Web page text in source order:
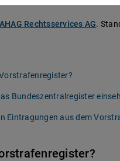
Rechtsservices AG.
Bundeszentralregister
Eintragungen aus dem